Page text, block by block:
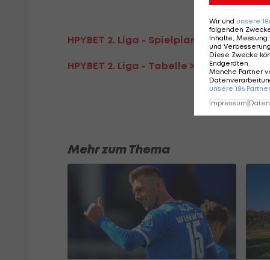
HPYBET 2. Liga - Spielplan/Ergebnisse
HPYBET 2. Liga - Tabelle >>>
Mehr zum Thema
Wir und unsere
folgenden
Inhalte, Messung
und
Diese Zwecke
Endgeräten
Manche Partner
unsere 186 Partner
Impressum|